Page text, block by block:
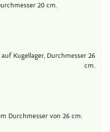
20 cm.
Kugellager, Durchmesser 26
cm.
Durchmesser von 26 cm.